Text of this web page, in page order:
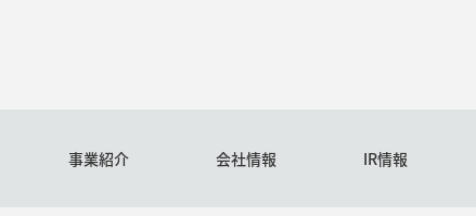
事業紹介 会社情報 IR情報